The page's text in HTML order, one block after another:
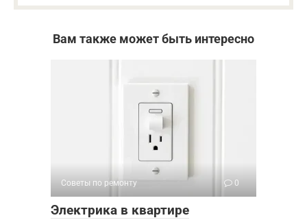
Вам также может быть интересно
Советы по ремонту 0
Электрика в квартире